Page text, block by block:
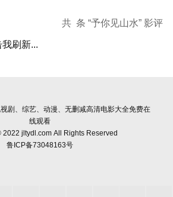
共 条 “予你见山水” 影评
刷新...
剧、综艺、动漫、无删减高清电影大全免费在
线观看
jltydl.com All Rights Reserved
鲁ICP备73048163号